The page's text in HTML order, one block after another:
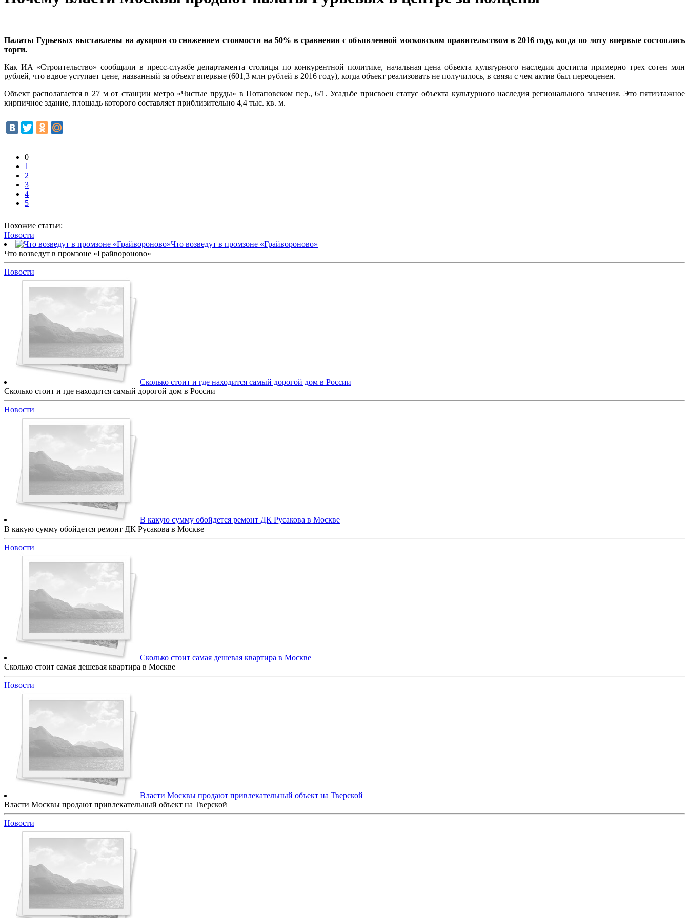
Палаты Гурьевых выставлены на аукцион со снижением стоимости на 50% в сравнении с объявленной московским правительством в 2016 году, когда по лоту впервые состоялись
торги.
Как ИА «Строительство» сообщили в пресс-службе департамента столицы по конкурентной политике, начальная цена объекта культурного наследия достигла примерно трех сотен млн
рублей, что вдвое уступает цене, названный за объект впервые (601,3 млн рублей в 2016 году), когда объект реализовать не получилось, в связи с чем актив был переоценен.
Объект располагается в 27 м от станции метро «Чистые пруды» в Потаповском пер., 6/1. Усадьбе присвоен статус объекта культурного наследия регионального значения. Это пятиэтажное
кирпичное здание, площадь которого составляет приблизительно 4,4 тыс. кв. м.
0
1
2
3
4
5
Похожие статьи:
Новости
Что возведут в промзоне «Грайвороново»
Что возведут в промзоне «Грайвороново»
Новости
Сколько стоит и где находится самый дорогой дом в России
Сколько стоит и где находится самый дорогой дом в России
Новости
В какую сумму обойдется ремонт ДК Русакова в Москве
В какую сумму обойдется ремонт ДК Русакова в Москве
Новости
Сколько стоит самая дешевая квартира в Москве
Сколько стоит самая дешевая квартира в Москве
Новости
Власти Москвы продают привлекательный объект на Тверской
Власти Москвы продают привлекательный объект на Тверской
Новости